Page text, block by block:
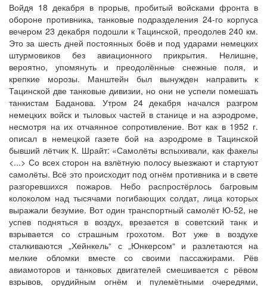
Войдя 18 декабря в прорыв, пробитый войсками фронта в
обороне противника, танковые подразделения 24-го корпуса
вечером 23 декабря подошли к Тацинской, преодолев 240 км.
Это за шесть дней постоянных боёв и под ударами немецких
штурмовиков без авиационного прикрытия. Нелишне,
вероятно, упомянуть и преодолённые снежные поля, и
крепкие морозы. Манштейн был вынужден направить к
Тацинской две танковые дивизии, но они не успели помешать
танкистам Баданова. Утром 24 декабря начался разгром
немецких войск и тыловых частей в станице и на аэродроме,
несмотря на их отчаянное сопротивление. Вот как в 1952 г.
описал в немецкой газете бой на аэродроме в Тацинской
бывший лётчик К. Шрайт: «Самолёты вспыхивали, как факелы
<...> Со всех сторон на взлётную полосу выезжают и стартуют
самолёты. Всё это происходит под огнём противника и в свете
разгоревшихся пожаров. Небо распростёрлось багровым
колоколом над тысячами погибающих солдат, лица которых
выражали безумие. Вот один транспортный самолёт Ю-52, не
успев подняться в воздух, врезается в советский танк и
взрывается со страшным грохотом. Вот уже в воздухе
сталкиваются „Хейнкель“ с „Юнкерсом“ и разлетаются на
мелкие обломки вместе со своими пассажирами. Рёв
авиамоторов и танковых двигателей смешивается с рёвом
взрывов, орудийным огнём и пулемётными очередями,